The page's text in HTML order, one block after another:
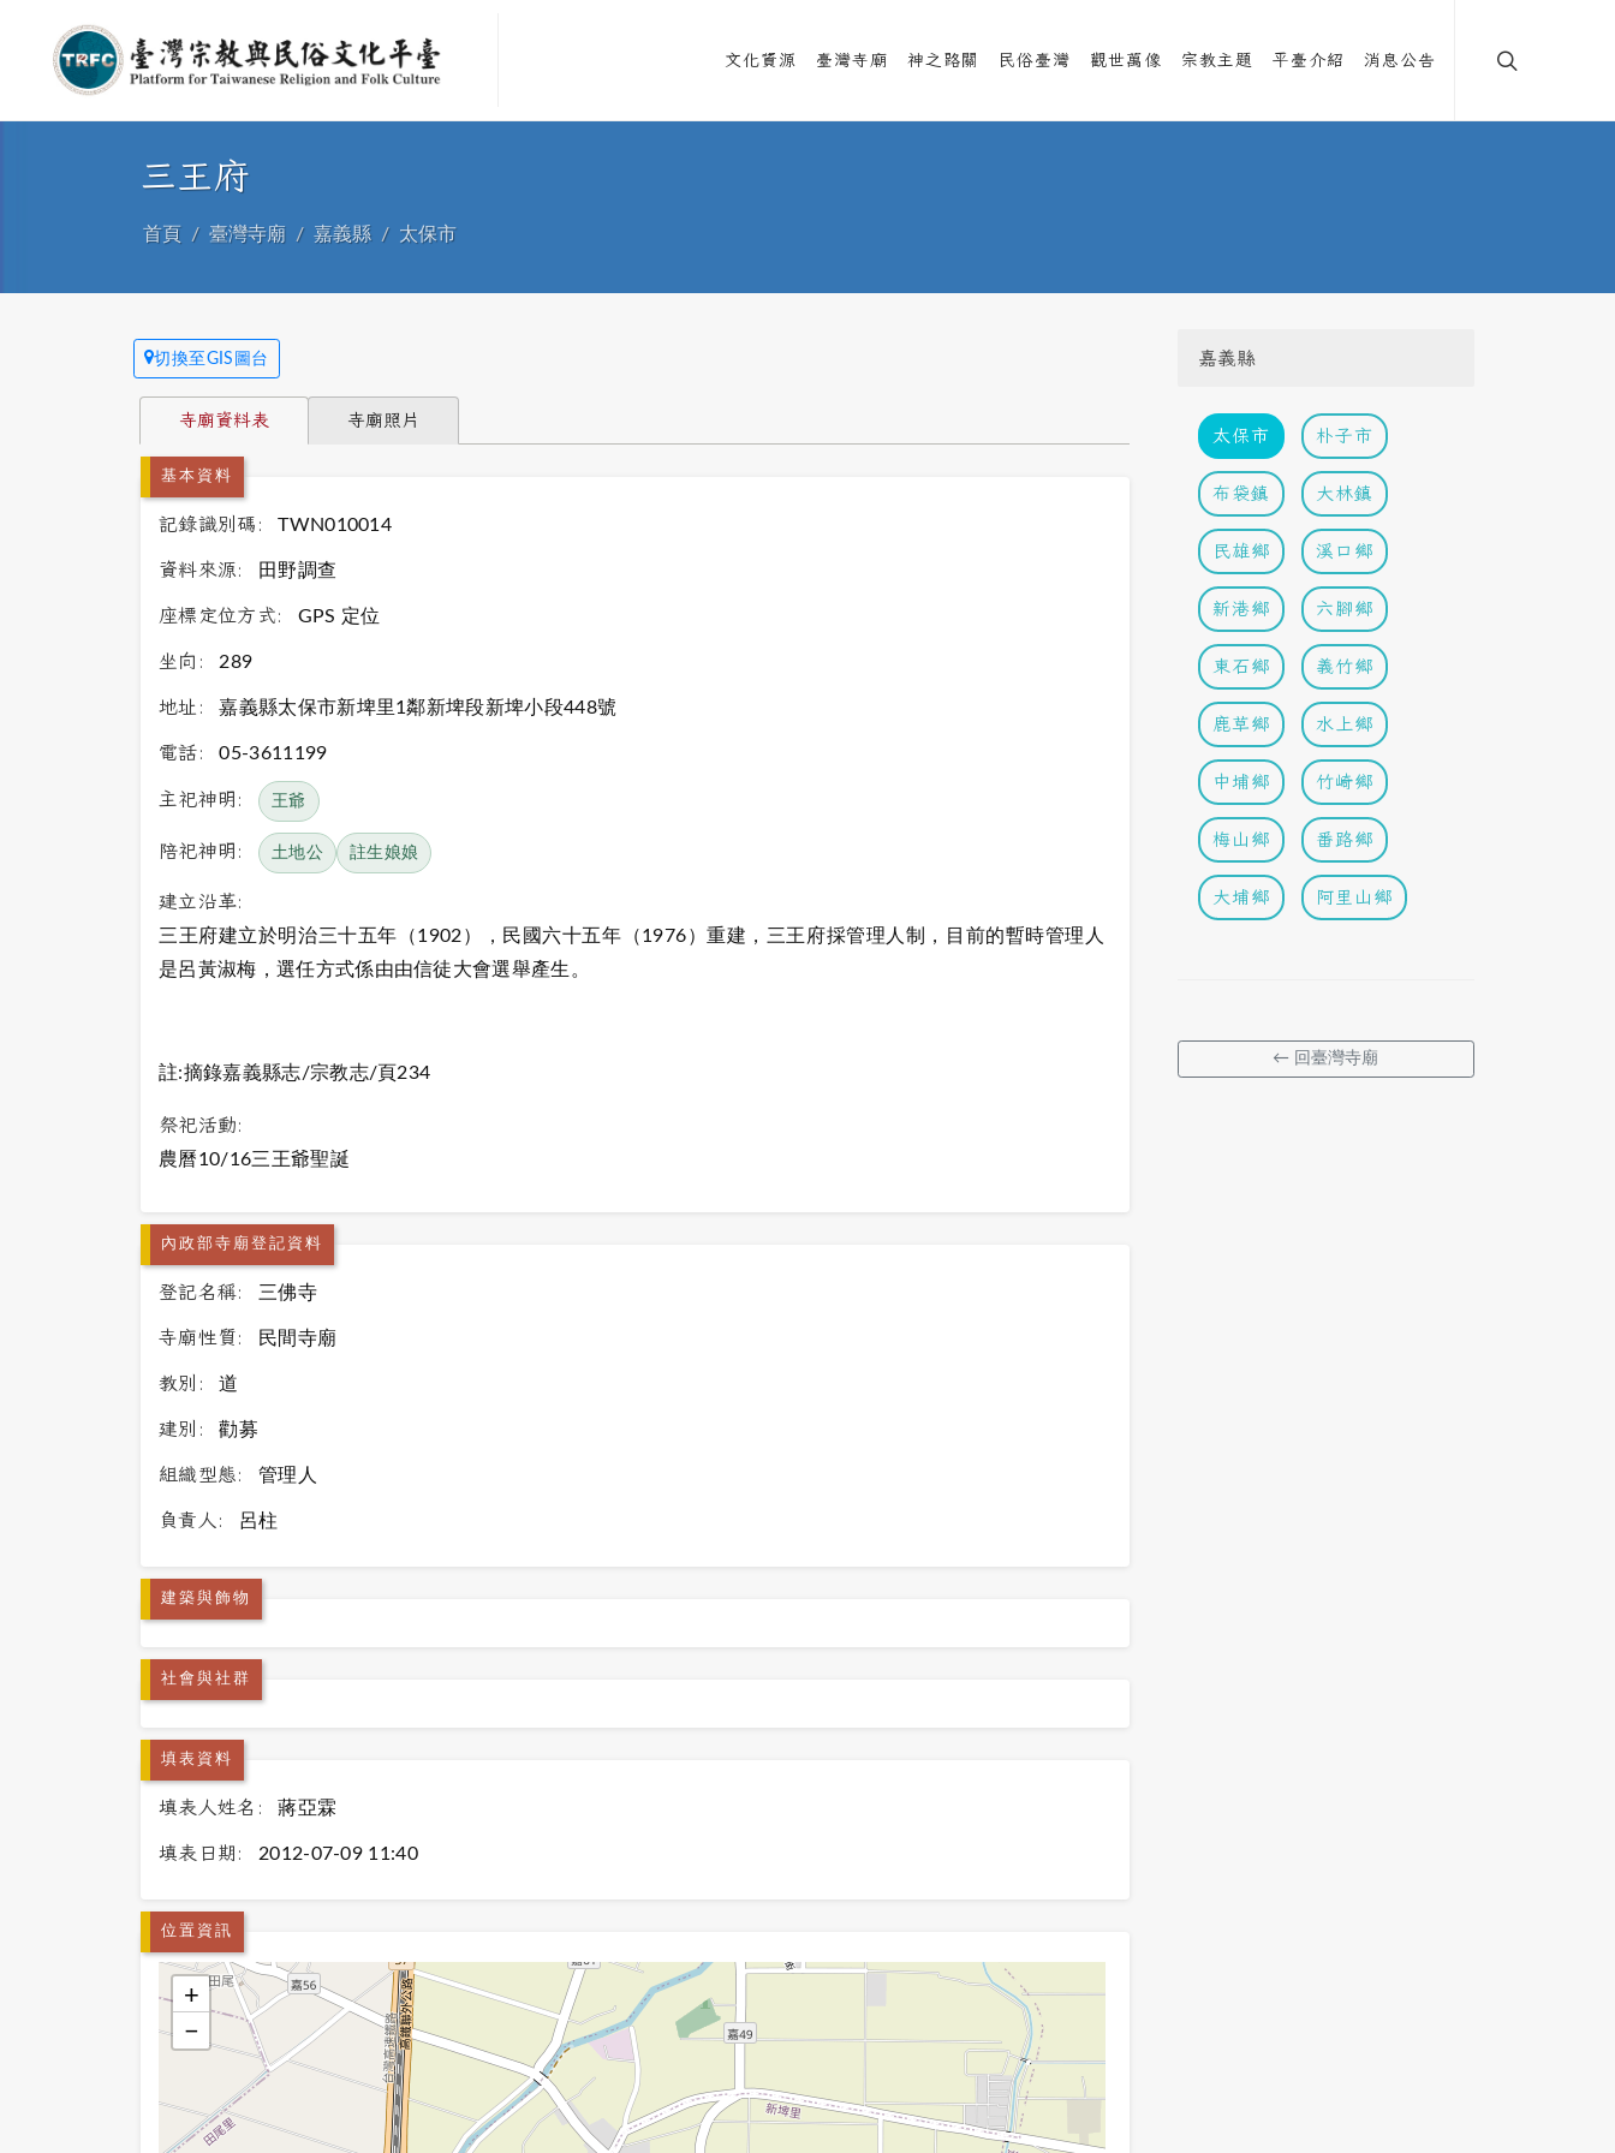
文化資源 臺灣寺廟 神之路關 民俗臺灣 觀世萬像 宗教主題 平臺介紹 消息公告
三王府
首頁 臺灣寺廟 嘉義縣 太保市
切換至GIS圖台
寺廟資料表 寺廟照片
基本資料
記錄識別碼: TWN010014
資料來源: 田野調查
座標定位方式: GPS 定位
坐向: 289
地址: 嘉義縣太保市新埤里1鄰新埤段新埤小段448號
電話: 05-3611199
主祀神明: 王爺
陪祀神明: 土地公 註生娘娘
建立沿革:
三王府建立於明治三十五年（1902），民國六十五年（1976）重建，三王府採管理人制，目前的暫時管理人
是呂黃淑梅，選任方式係由由信徒大會選舉產生。
註:摘錄嘉義縣志/宗教志/頁234
祭祀活動:
農曆10/16三王爺聖誕
內政部寺廟登記資料
登記名稱: 三佛寺
寺廟性質: 民間寺廟
教別: 道
建別: 勸募
組織型態: 管理人
負責人: 呂柱
建築與飾物
社會與社群
填表資料
填表人姓名: 蔣亞霖
填表日期: 2012-07-09 11:40
位置資訊
+
−
嘉義縣
太保市 朴子市
布袋鎮 大林鎮
民雄鄉 溪口鄉
新港鄉 六腳鄉
東石鄉 義竹鄉
鹿草鄉 水上鄉
中埔鄉 竹崎鄉
梅山鄉 番路鄉
大埔鄉 阿里山鄉
← 回臺灣寺廟